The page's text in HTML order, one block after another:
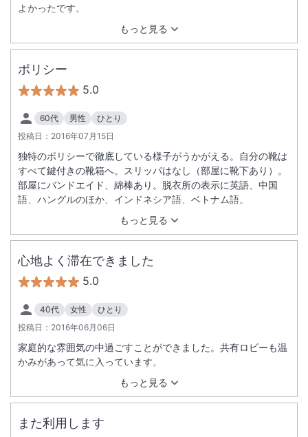
もっと見る
よかったです。
ポリシー
5.0
60代 男性
ひとり
投稿日： 2016年07月15日
もっと見る
独特のポリシーで徹底している様子がうかがえる。自分の靴は
すべて鍵付きの靴箱へ。スリッパはなし（部屋に靴下あり）。
部屋にバンドエイド、綿棒あり。脱衣所の表示に英語、中国
語、ハングルのほか、インドネシア語、ベトナム語。
心地よく滞在できました
5.0
40代 女性
ひとり
投稿日： 2016年06月06日
もっと見る
家庭的な雰囲気の中過ごすことができました。共有ロビーも温
かみがあって気に入っています。
また利用します